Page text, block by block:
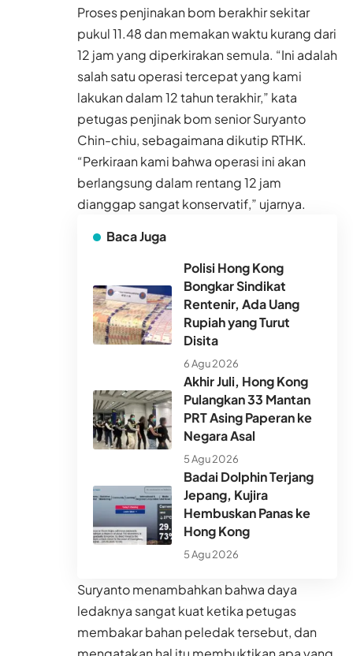
Proses penjinakan bom berakhir sekitar
pukul 11.48 dan memakan waktu kurang dari
12 jam yang diperkirakan semula. “Ini adalah
salah satu operasi tercepat yang kami
lakukan dalam 12 tahun terakhir,” kata
petugas penjinak bom senior Suryanto
Chin-chiu, sebagaimana dikutip RTHK.
“Perkiraan kami bahwa operasi ini akan
berlangsung dalam rentang 12 jam
dianggap sangat konservatif,” ujarnya.
Baca Juga
Polisi Hong Kong
Bongkar Sindikat
Rentenir, Ada Uang
Rupiah yang Turut
Disita
6 Agu 2026
Akhir Juli, Hong Kong
Pulangkan 33 Mantan
PRT Asing Paperan ke
Negara Asal
5 Agu 2026
Badai Dolphin Terjang
Jepang, Kujira
Hembuskan Panas ke
Hong Kong
5 Agu 2026
Suryanto menambahkan bahwa daya
ledaknya sangat kuat ketika petugas
membakar bahan peledak tersebut, dan